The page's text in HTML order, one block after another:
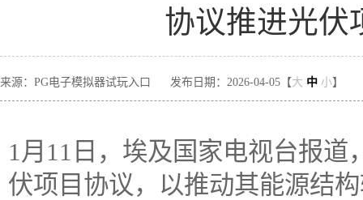
协议推进光伏
来源：PG电子模拟器试玩入口 发布日期：2026-04-05【大 中 小】
1月11日，埃及国家电视台报
伏项目协议，以推动其能源结